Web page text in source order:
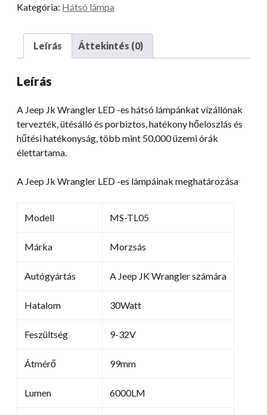
07-
Jeep
mennyiség
Kategória: Hátsó lámpa
Leírás Áttekintés (0)
Leírás
A Jeep Jk Wrangler LED -es hátsó lámpánkat vízállónak
tervezték, ütésálló és porbiztos, hatékony hőeloszlás és
hűtési hatékonyság, több mint 50,000 üzemi órák
élettartama.
A Jeep Jk Wrangler LED -es lámpáinak meghatározása
Modell MS-TL05
Márka Morzsás
Autógyártás A Jeep JK Wrangler számára
Hatalom 30Watt
Feszültség 9-32V
Átmérő 99mm
Lumen 6000LM